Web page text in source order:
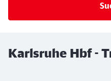
Karlsruhe Hbf -